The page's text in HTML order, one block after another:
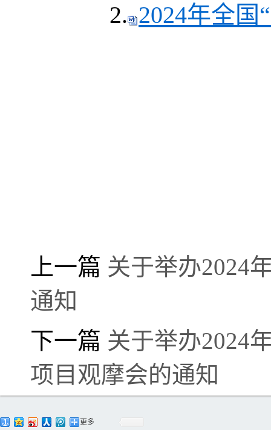
2. 2024年全国
上一篇 关于举办2024
通知
下一篇 关于举办2024
项目观摩会的通知
更多